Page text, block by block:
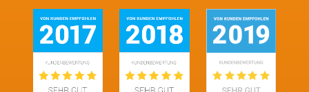
Digitale Fotografien - Foto und Film
Produktion